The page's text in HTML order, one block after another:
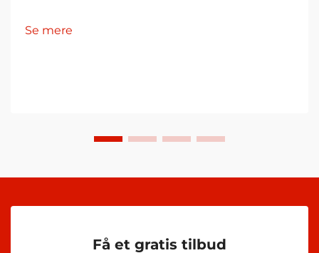
Se mere
Få et gratis tilbud